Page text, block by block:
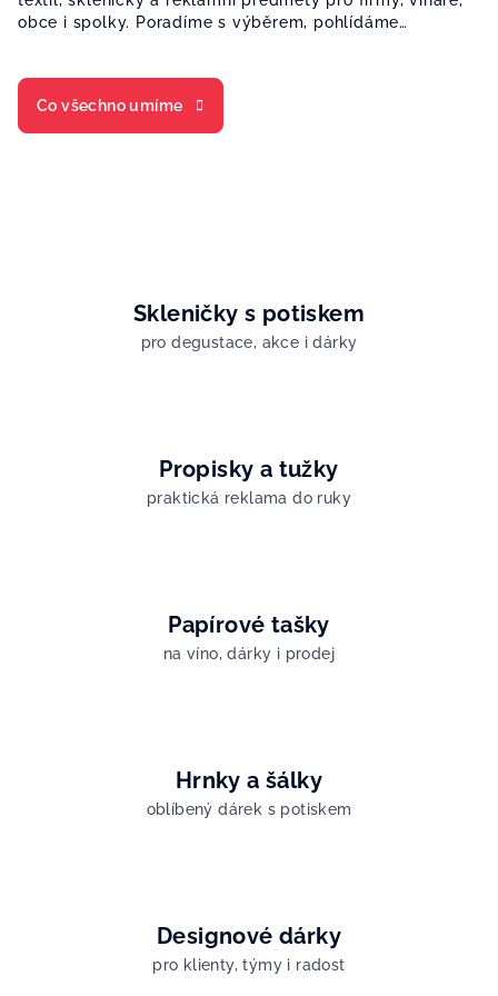
obce i spolky. Poradíme s výběrem, pohlídáme
Co všechno umíme
Skleničky s potiskem
pro degustace, akce i dárky
Propisky a tužky
praktická reklama do ruky
Papírové tašky
na víno, dárky i prodej
Hrnky a šálky
oblíbený dárek s potiskem
Designové dárky
pro klienty, týmy i radost